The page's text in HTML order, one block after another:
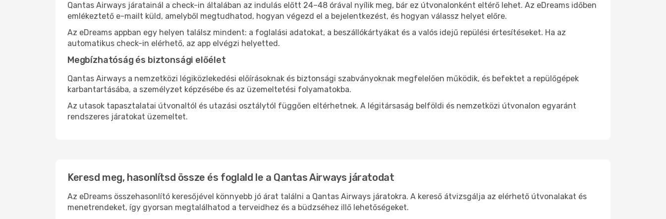
Qantas Airways járatainál a check-in általában az indulás előtt 24–48 órával nyílik meg, bár ez útvonalonként eltérő lehet. Az eDreams időben
emlékeztető e-mailt küld, amelyből megtudhatod, hogyan végezd el a bejelentkezést, és hogyan válassz helyet előre.
Az eDreams appban egy helyen találsz mindent: a foglalási adatokat, a beszállókártyákat és a valós idejű repülési értesítéseket. Ha az
automatikus check-in elérhető, az app elvégzi helyetted.
Megbízhatóság és biztonsági előélet
Qantas Airways a nemzetközi légiközlekedési előírásoknak és biztonsági szabványoknak megfelelően működik, és befektet a repülőgépek
karbantartásába, a személyzet képzésébe és az üzemeltetési folyamatokba.
Az utasok tapasztalatai útvonaltól és utazási osztálytól függően eltérhetnek. A légitársaság belföldi és nemzetközi útvonalon egyaránt
rendszeres járatokat üzemeltet.
Keresd meg, hasonlítsd össze és foglald le a Qantas Airways járatodat
Az eDreams összehasonlító keresőjével könnyebb jó árat találni a Qantas Airways járatokra. A kereső átvizsgálja az elérhető útvonalakat és
menetrendeket, így gyorsan megtalálhatod a terveidhez és a büdzséhez illő lehetőségeket.